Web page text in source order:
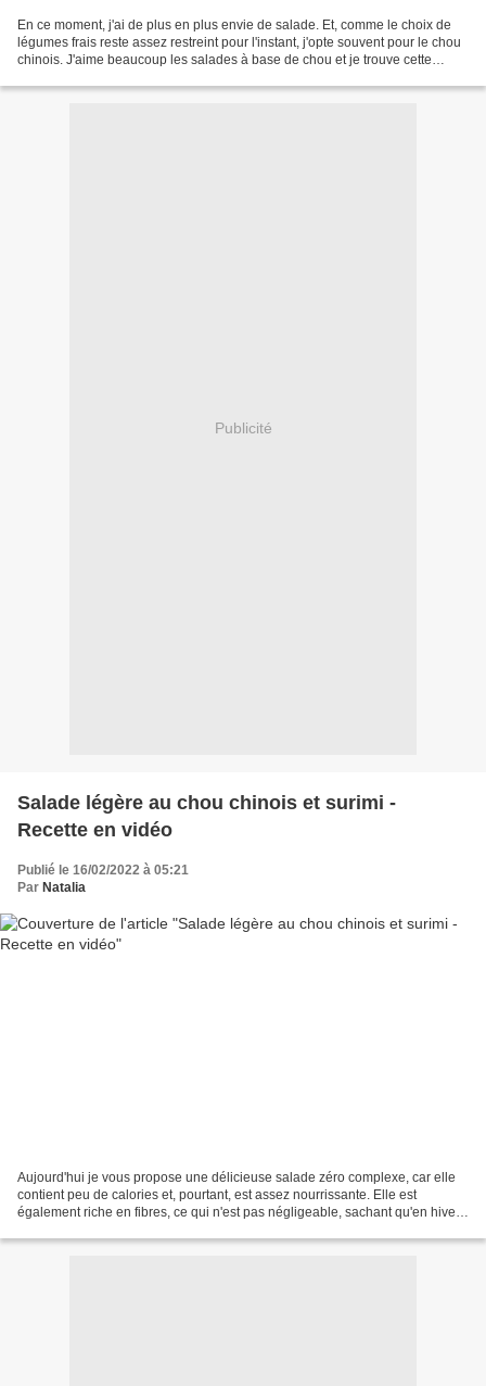
En ce moment, j'ai de plus en plus envie de salade. Et, comme le choix de
légumes frais reste assez restreint pour l'instant, j'opte souvent pour le chou
chinois. J'aime beaucoup les salades à base de chou et je trouve cette
Publicité
Salade légère au chou chinois et surimi -
Recette en vidéo
Publié le 16/02/2022 à 05:21
Par Natalia
Aujourd'hui je vous propose une délicieuse salade zéro complexe, car elle
contient peu de calories et, pourtant, est assez nourrissante. Elle est
également riche en fibres, ce qui n'est pas négligeable, sachant qu'en hiver